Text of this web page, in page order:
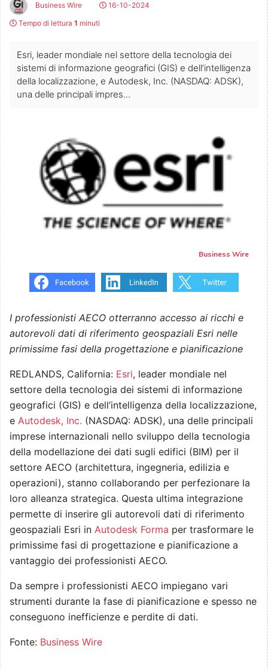
Business Wire
16-10-2024
Tempo di lettura 1 minuti
Esri, leader mondiale nel settore della tecnologia dei
sistemi di informazione geografici (GIS) e dell’intelligenza
della localizzazione, e Autodesk, Inc. (NASDAQ: ADSK),
una delle principali impres...
Business Wire
I professionisti AECO otterranno accesso ai ricchi e
autorevoli dati di riferimento geospaziali Esri nelle
primissime fasi della progettazione e pianificazione
REDLANDS, California: Esri, leader mondiale nel
settore della tecnologia dei sistemi di informazione
geografici (GIS) e dell’intelligenza della localizzazione,
e Autodesk, Inc. (NASDAQ: ADSK), una delle principali
imprese internazionali nello sviluppo della tecnologia
della modellazione dei dati sugli edifici (BIM) per il
settore AECO (architettura, ingegneria, edilizia e
operazioni), stanno collaborando per perfezionare la
loro alleanza strategica. Questa ultima integrazione
permette di inserire gli autorevoli dati di riferimento
geospaziali Esri in Autodesk Forma per trasformare le
primissime fasi di progettazione e pianificazione a
vantaggio dei professionisti AECO.
Da sempre i professionisti AECO impiegano vari
strumenti durante la fase di pianificazione e spesso ne
conseguono inefficienze e perdite di dati.
Fonte: Business Wire